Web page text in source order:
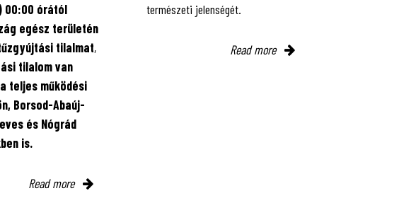
00:00 órától
egész területén
tilalmat,
tilalom van
a teljes működési
Borsod-Abaúj-
és Nógrád
is.
Read more
természeti jelenségét.
Read more